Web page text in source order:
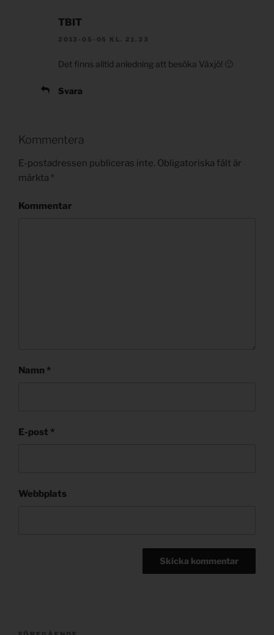
TBIT
2013-05-05 KL. 21.33
Det finns alltid anledning att besöka Växjö! 🙂
Svara
Kommentera
E-postadressen publiceras inte. Obligatoriska fält är
märkta *
Kommentar
Namn *
E-post *
Webbplats
Post